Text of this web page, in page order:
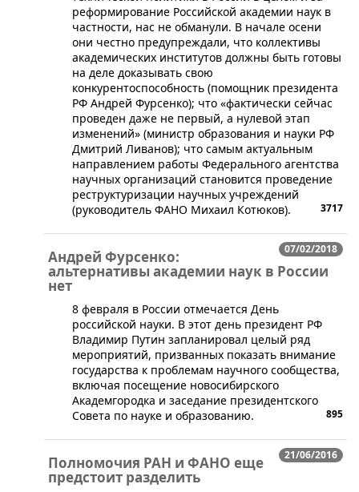
реформирование Российской академии наук в
частности, нас не обманули. В начале осени
они честно предупреждали, что коллективы
академических институтов должны быть готовы
на деле доказывать свою
конкурентоспособность (помощник президента
РФ Андрей Фурсенко); что «фактически сейчас
проведен даже не первый, а нулевой этап
изменений» (министр образования и науки РФ
Дмитрий Ливанов); что самым актуальным
направлением работы Федерального агентства
научных организаций становится проведение
реструктуризации научных учреждений
(руководитель ФАНО Михаил Котюков).
3717
07/02/2018
Андрей Фурсенко:
альтернативы академии наук в России
нет
​​8 февраля в России отмечается День
российской науки. В этот день президент РФ
Владимир Путин запланировал целый ряд
мероприятий, призванных показать внимание
государства к проблемам научного сообщества,
включая посещение новосибирского
Академгородка и заседание президентского
Совета по науке и образованию.
895
21/06/2016
Полномочия РАН и ФАНО еще
предстоит разделить